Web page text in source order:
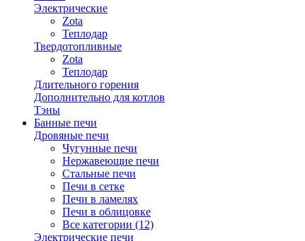
Электрические
Zota
Теплодар
Твердотопливные
Zota
Теплодар
Длительного горения
Дополнительно для котлов
Тэны
Банные печи
Дровяные печи
Чугунные печи
Нержавеющие печи
Стальные печи
Печи в сетке
Печи в ламелях
Печи в облицовке
Все категории (12)
Электрические печи